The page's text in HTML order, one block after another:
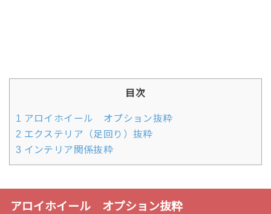
目次
1 アロイホイール オプション抜粋
2 エクステリア（足回り）抜粋
3 インテリア関係抜粋
アロイホイール オプション抜粋